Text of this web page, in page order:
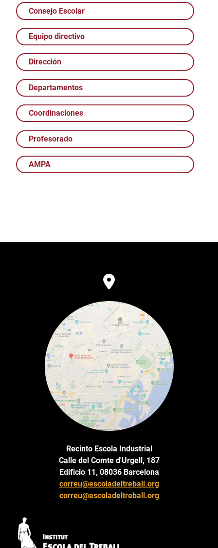
Consejo Escolar
Equipo directivo
Dirección
Departamentos
Coordinaciones
Profesorado
AMPA
Recinto Escola Industrial
Calle del Comte d'Urgell, 187
Edificio 11, 08036 Barcelona
correu@escoladeltreball.org
correu@escoladeltreball.org